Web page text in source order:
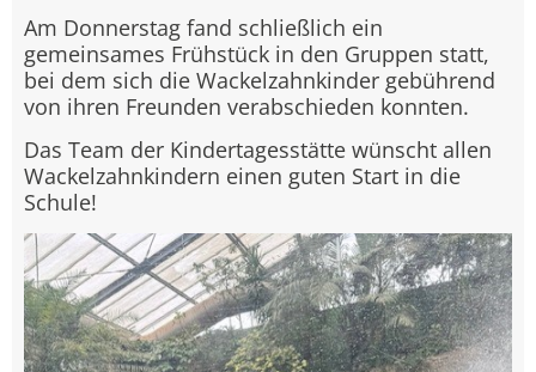
Am Donnerstag fand schließlich ein
gemeinsames Frühstück in den Gruppen statt,
bei dem sich die Wackelzahnkinder gebührend
von ihren Freunden verabschieden konnten.
Das Team der Kindertagesstätte wünscht allen
Wackelzahnkindern einen guten Start in die
Schule!